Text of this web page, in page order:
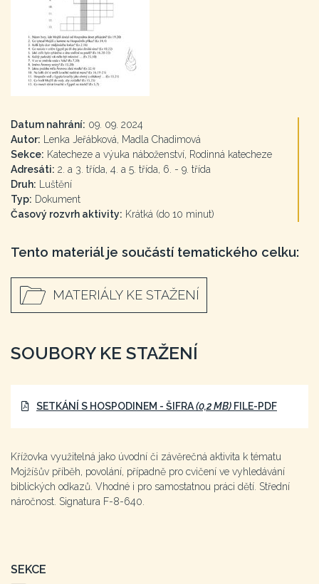
Datum nahrání: 09. 09. 2024
Autor: Lenka Jeřábková, Madla Chadimová
Sekce: Katecheze a výuka náboženství, Rodinná katecheze
Adresáti: 2. a 3. třída, 4. a 5. třída, 6. - 9. třída
Druh: Luštění
Typ: Dokument
Časový rozvrh aktivity: Krátká (do 10 minut)
Tento materiál je součástí tematického celku:
MATERIÁLY KE STAŽENÍ
SOUBORY KE STAŽENÍ
SETKÁNÍ S HOSPODINEM - ŠIFRA(0,2 MB) FILE-PDF
Křížovka využitelná jako úvodní či závěrečná aktivita k tématu
Mojžíšův příběh, povolání, případně pro cvičení ve vyhledávání
biblických odkazů. Vhodné i pro samostatnou práci dětí. Střední
náročnost. Signatura F-8-640.
SEKCE